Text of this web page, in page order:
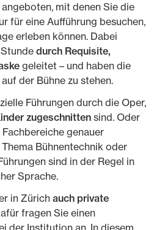
mit denen Sie die
für eine Aufführung besuchen,
erleben können. Dabei
durch Requisite,
geleitet – und haben die
der Bühne zu stehen.
Führungen durch die Oper,
zugeschnitten sind. Oder
genauer
Bühnentechnik oder
sind in der Regel in
Sprache.
in Zürich auch private
fragen Sie einen
der Institution an. In diesem